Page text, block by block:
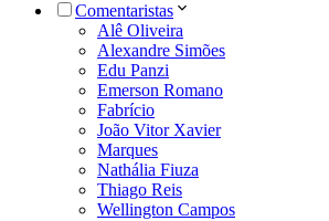
Comentaristas
Alê Oliveira
Alexandre Simões
Edu Panzi
Emerson Romano
Fabrício
João Vitor Xavier
Marques
Nathália Fiuza
Thiago Reis
Wellington Campos